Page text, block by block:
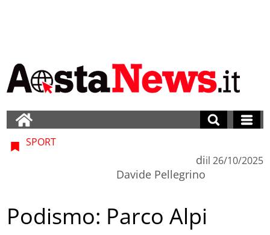
SPORT
di
Davide Pellegrino
il 26/10/2025
Podismo: Parco Alpi